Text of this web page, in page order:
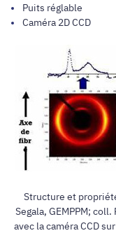
Puits réglable
Caméra 2D CCD
Structure et
Segala, GEMPPM;
avec la caméra CCD